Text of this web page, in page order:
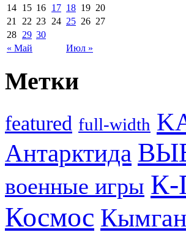
« Май Июл »
14 15 16 17 18 19 20
21
22 23 24 25 26 27
28 29 30
Метки
featured full-width
Антарктида
военные игры
Космос